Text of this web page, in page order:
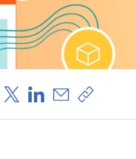
Compartilhar no Facebook
Compartilhar no X
Compartilhar no
Compartilhar
Copiar